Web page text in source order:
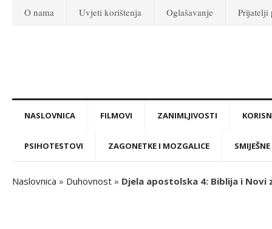
O nama Uvjeti korištenja Oglašavanje Prijatelji
NASLOVNICA FILMOVI ZANIMLJIVOSTI
PSIHOTESTOVI ZAGONETKE I MOZGALICE
Naslovnica » Duhovnost » Djela apostolska 4: Biblija i Novi